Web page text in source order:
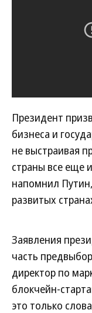
Президент
бизнеса и
не выстраивая
страны все еще
напомнил
развитых
Заявления
часть
директор по
блокчейн-
это только